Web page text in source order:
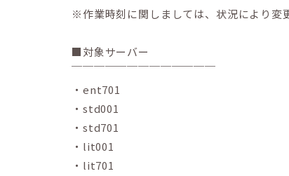
※作業時刻に関しましては、状況により変
■対象サーバー
￣￣￣￣￣￣￣￣￣￣￣￣￣
・ent701
・std001
・std701
・lit001
・lit701